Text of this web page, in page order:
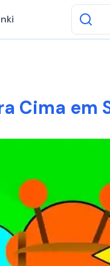
Cima em